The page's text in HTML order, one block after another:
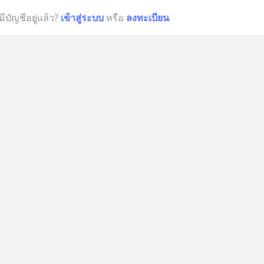
บัญชีอยู่แล้ว? เข้าสู่ระบบ หรือ ลงทะเบียน